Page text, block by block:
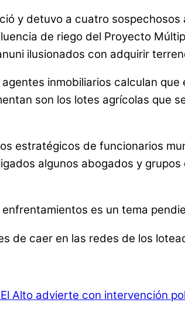
y detuvo a cuatro
de riego del Proyecto
ilusionados con adquirir
inmobiliarios calculan
son los lotes agrícolas que
estratégicos de funcionarios
algunos abogados y
es un tema
de caer en las redes de los
Alto advierte con intervención